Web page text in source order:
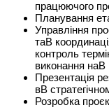
працюючого
Планування
Управління
таВ
контроль
виконання наВ
Презентація
вВ
Розробка